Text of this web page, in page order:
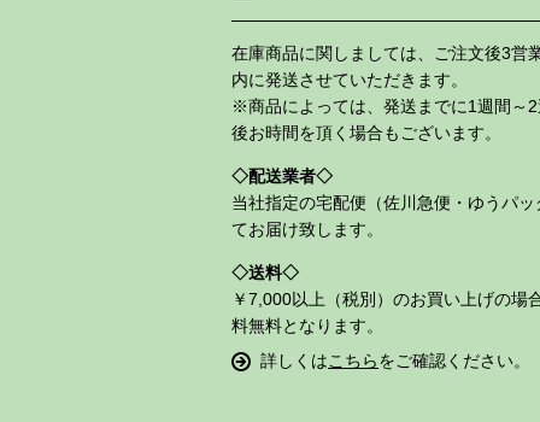
在庫商品に関しましては、ご注文後3営
内に発送させていただきます。
※商品によっては、発送までに1週間～
後お時間を頂く場合もございます。
配送業者
当社指定の宅配便（佐川急便・ゆうパッ
てお届け致します。
送料
￥7,000以上（税別）のお買い上げの場
料無料となります。
詳しくはこちらをご確認ください。